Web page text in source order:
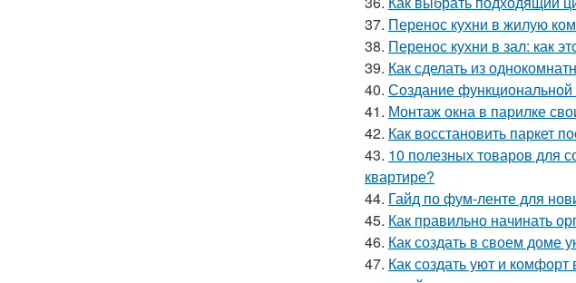
37. Перенос кухни в жилую
38. Перенос кухни в зал: как
39. Как сделать из
40. Создание функциональной
41. Монтаж окна в парилке
42. Как восстановить паркет
43. 10 полезных товаров для
квартире?
44. Гайд по фум-ленте для
45. Как правильно начинать
46. Как создать в своем доме
47. Как создать уют и